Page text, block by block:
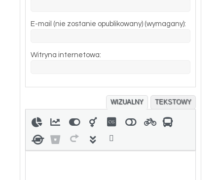
E-mail (nie zostanie opublikowany) (wymagany):
Witryna internetowa:
WIZUALNY TEKSTOWY